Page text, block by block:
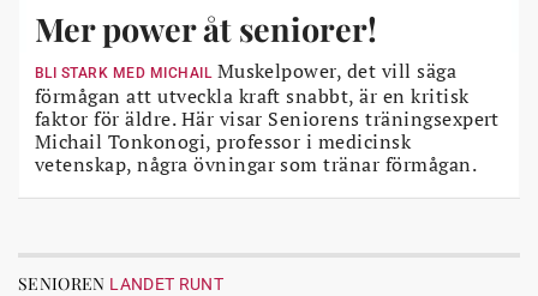
Mer power åt seniorer!
BLI STARK MED MICHAILMuskelpower, det vill säga
förmågan att utveckla kraft snabbt, är en kritisk
faktor för äldre. Här visar Seniorens träningsexpert
Michail Tonkonogi, professor i medicinsk
vetenskap, några övningar som tränar förmågan.
SENIOREN LANDET RUNT